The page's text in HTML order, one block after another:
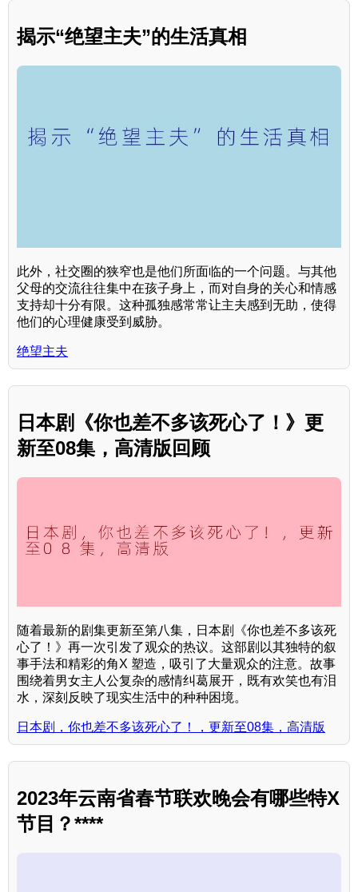
揭示“绝望主夫”的生活真相
此外，社交圈的狭窄也是他们所面临的一个问题。与其他
父母的交流往往集中在孩子身上，而对自身的关心和情感
支持却十分有限。这种孤独感常常让主夫感到无助，使得
他们的心理健康受到威胁。
绝望主夫
日本剧《你也差不多该死心了！》更
新至08集，高清版回顾
随着最新的剧集更新至第八集，日本剧《你也差不多该死
心了！》再一次引发了观众的热议。这部剧以其独特的叙
事手法和精彩的角X 塑造，吸引了大量观众的注意。故事
围绕着男女主人公复杂的感情纠葛展开，既有欢笑也有泪
水，深刻反映了现实生活中的种种困境。
日本剧，你也差不多该死心了！，更新至08集，高清版
2023年云南省春节联欢晚会有哪些特X
节目？****